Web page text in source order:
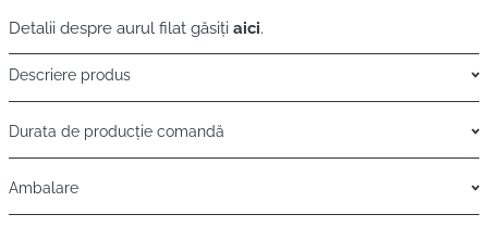
Detalii despre aurul filat găsiți aici.
Descriere produs
Durata de producție comandă
Ambalare